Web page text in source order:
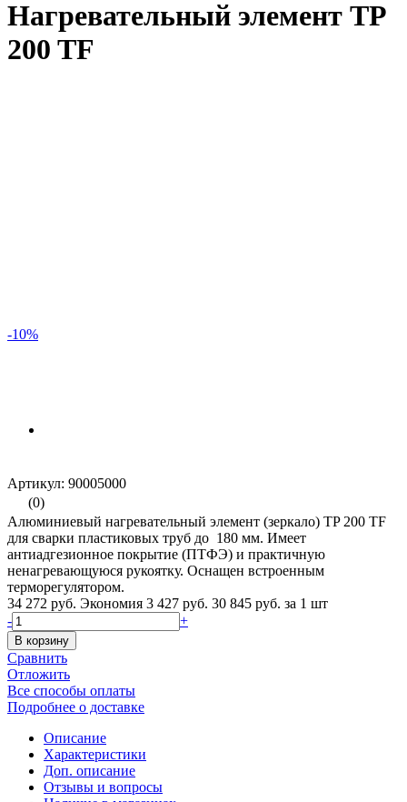
Нагревательный элемент TP
200 TF
-10%
Артикул: 90005000
(0)
Алюминиевый нагревательный элемент (зеркало) TP 200 TF
для сварки пластиковых труб до 180 мм. Имеет
антиадгезионное покрытие (ПТФЭ) и практичную
ненагревающуюся рукоятку. Оснащен встроенным
терморегулятором.
34 272 руб. Экономия 3 427 руб. 30 845 руб. за 1 шт
-
+
В корзину
Сравнить
Отложить
Все способы оплаты
Подробнее о доставке
Описание
Характеристики
Доп. описание
Отзывы и вопросы